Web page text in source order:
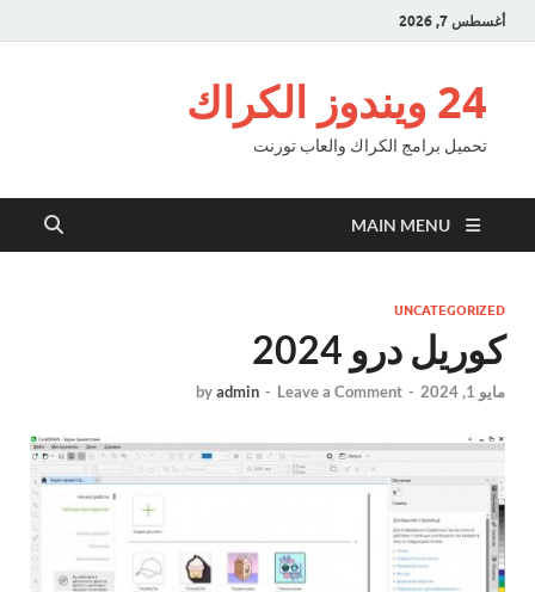
أغسطس 7, 2026
24 ويندوز الكراك
تحميل برامج الكراك والعاب تورنت
MAIN MENU
UNCATEGORIZED
كوريل درو 2024
مايو 1, 2024 -
byadmin - Leave a Comment